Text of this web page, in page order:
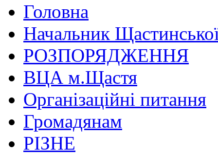
Головна
Начальник
РОЗПОРЯДЖЕННЯ
ВЦА м.Щастя
Організаційні питання
Громадянам
РІЗНЕ